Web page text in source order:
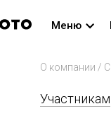
Меню
О компании /
Участникам